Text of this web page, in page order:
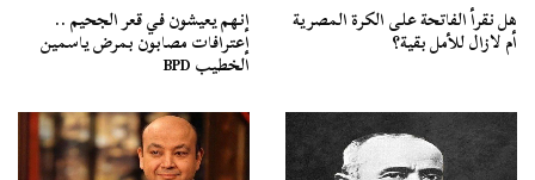
هل نقرأ الفاتحة على الكرة المصرية
أم لازال للأمل بقية؟
إنهم يعيشون في قعر الجحيم ..
إعترافات مصابون بمرض ياسمين
الخطيب BPD